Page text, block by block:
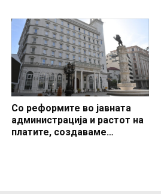
Со реформите во јавната
администрација и растот на
платите, создаваме